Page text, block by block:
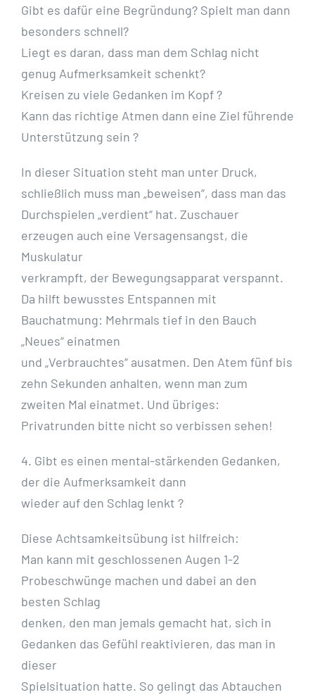
Gibt es dafür eine Begründung? Spielt man dann
besonders schnell?
Liegt es daran, dass man dem Schlag nicht
genug Aufmerksamkeit schenkt?
Kreisen zu viele Gedanken im Kopf ?
Kann das richtige Atmen dann eine Ziel führende
Unterstützung sein ?
In dieser Situation steht man unter Druck,
schließlich muss man „beweisen“, dass man das
Durchspielen „verdient“ hat. Zuschauer
erzeugen auch eine Versagensangst, die
Muskulatur
verkrampft, der Bewegungsapparat verspannt.
Da hilft bewusstes Entspannen mit
Bauchatmung: Mehrmals tief in den Bauch
„Neues“ einatmen
und „Verbrauchtes“ ausatmen. Den Atem fünf bis
zehn Sekunden anhalten, wenn man zum
zweiten Mal einatmet. Und übriges:
Privatrunden bitte nicht so verbissen sehen!
4. Gibt es einen mental-stärkenden Gedanken,
der die Aufmerksamkeit dann
wieder auf den Schlag lenkt ?
Diese Achtsamkeitsübung ist hilfreich:
Man kann mit geschlossenen Augen 1-2
Probeschwünge machen und dabei an den
besten Schlag
denken, den man jemals gemacht hat, sich in
Gedanken das Gefühl reaktivieren, das man in
dieser
Spielsituation hatte. So gelingt das Abtauchen